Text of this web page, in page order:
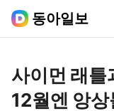
동아일보
사이먼 래틀
12월엔 앙